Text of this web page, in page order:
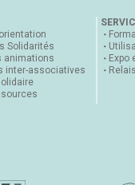
Solidarités
animations
inter-associatives
Expo